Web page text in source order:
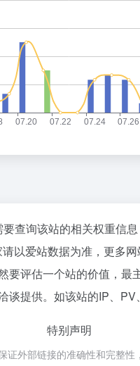
查询该站的相关权重信
以爱站数据为准，更多
要评估一个站的价值，
提供。如该站的IP、PV
特别声明
外部链接的准确性和完整